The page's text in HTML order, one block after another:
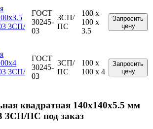
3СП/
ГОСТ
30245-
03
3СП/
ПС
100 x
100 x
3.5
Запросить
цену
3СП/
ГОСТ
30245-
03
3СП/
ПС
100 x
100 x 4
Запросить
цену
квадратная 140x140x5.5 мм
3СП/ПС под заказ